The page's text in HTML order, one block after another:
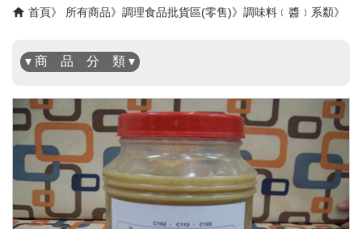
首頁 所有商品 調理食品批貨區(零售) 調味料﹝醬﹞系纇
▾ 商 品 分 類 ▾